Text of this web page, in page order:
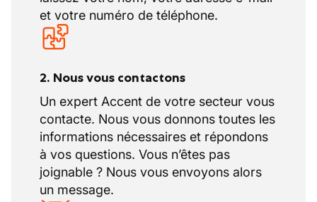
chaud ; la mise en place de masse plastique
et de pisé à froid.
Met en place ou retire des matériaux
isolants fibreux (céramique, roche, verre)
forme de cordons, tresses, bourrelets, ou en
vrac.
Manutentionne les matériaux (certaines
dalles réfractaires pèsent 40 kg), les gravats
et les échafaudages.
Peut intervenir sur des matériaux contenant
et votre numéro de téléphone.
2. Nous vous contactons
Un expert Accent de votre secteur vous
contacte. Nous vous donnons toutes les
informations nécessaires et répondons
à vos questions. Vous n’êtes pas
joignable ? Nous vous envoyons alors
un message.